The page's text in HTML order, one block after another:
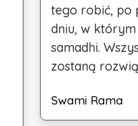
tego robić, po
dniu, w którym
samadhi.
zostaną
Swami Rama